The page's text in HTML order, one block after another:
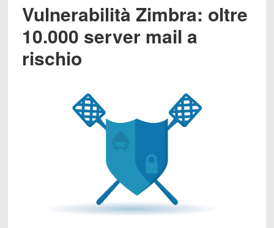
Vulnerabilità Zimbra: oltre
10.000 server mail a
rischio